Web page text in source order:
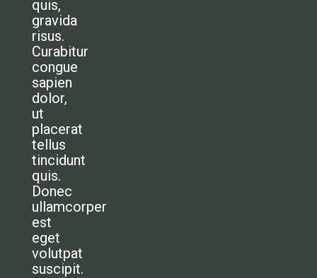
quis,
gravida
risus.
Curabitur
congue
sapien
dolor,
ut
placerat
tellus
tincidunt
quis.
Donec
ullamcorper
est
eget
volutpat
suscipit.